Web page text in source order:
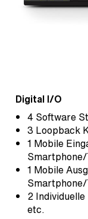
Digital I/O
4 Software
3 Loopback
1 Mobile
1 Mobile
2
etc.